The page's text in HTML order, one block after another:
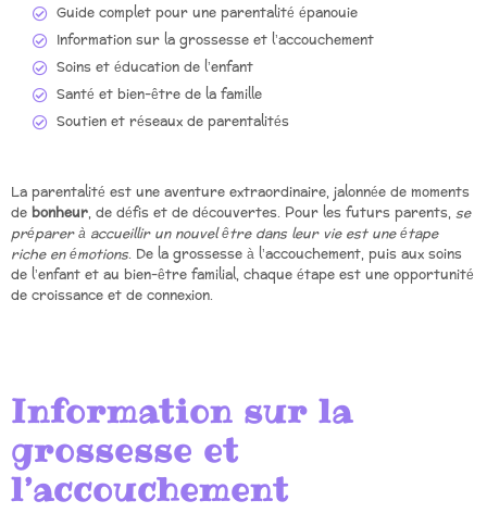
Guide complet pour une parentalité épanouie
Information sur la grossesse et l’accouchement
Soins et éducation de l’enfant
Santé et bien-être de la famille
Soutien et réseaux de parentalités
La parentalité est une aventure extraordinaire, jalonnée de moments
debonheur, de défis et de découvertes. Pour les futurs parents, se
préparer à accueillir un nouvel être dans leur vie est une étape
riche en émotions. De la grossesse à l’accouchement, puis aux soins
de l’enfant et au bien-être familial, chaque étape est une opportunité
de croissance et de connexion.
Information sur la
grossesse et
l’accouchement